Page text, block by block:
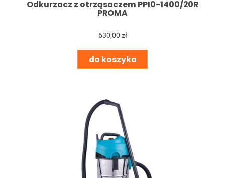
Odkurzacz z otrząsaczem PPI0-1400/20R
PROMA
630,00 zł
do koszyka